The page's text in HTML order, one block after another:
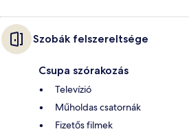
Szobák felszereltsége
Csupa szórakozás
Televízió
Műholdas csatornák
Fizetős filmek